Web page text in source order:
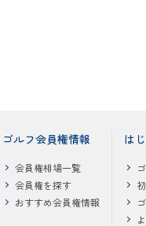
ゴルフ会員権情報
会員権相場一覧
会員権を探す
おすすめ会員権情報
は